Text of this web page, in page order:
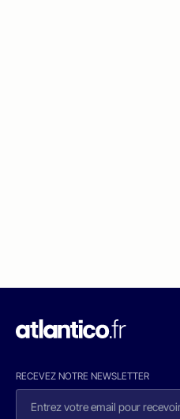
RECEVEZ NOTRE NEWSLETTER